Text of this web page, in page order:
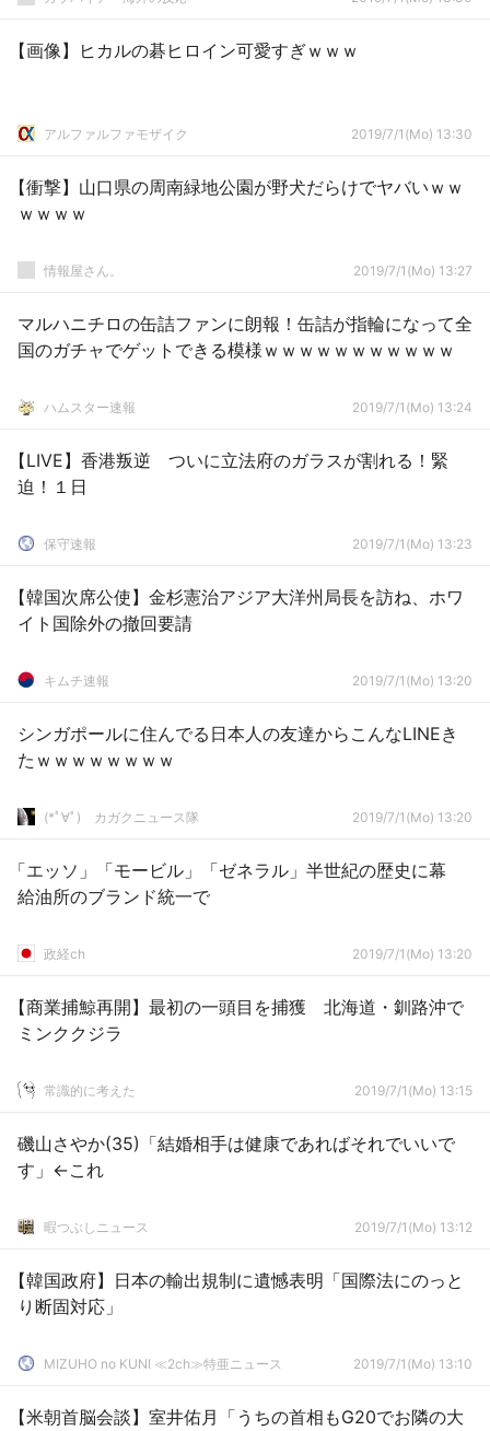
【画像】ヒカルの碁ヒロイン可愛すぎｗｗｗ
アルファルファモザイク 2019/7/1(Mo) 13:30
【衝撃】山口県の周南緑地公園が野犬だらけでヤバいｗｗ
ｗｗｗｗ
情報屋さん。 2019/7/1(Mo) 13:27
マルハニチロの缶詰ファンに朗報！缶詰が指輪になって全
国のガチャでゲットできる模様ｗｗｗｗｗｗｗｗｗｗｗ
ハムスター速報 2019/7/1(Mo) 13:24
【LIVE】香港叛逆 ついに立法府のガラスが割れる！緊
迫！１日
保守速報 2019/7/1(Mo) 13:23
【韓国次席公使】金杉憲治アジア大洋州局長を訪ね、ホワ
イト国除外の撤回要請
キムチ速報 2019/7/1(Mo) 13:20
シンガポールに住んでる日本人の友達からこんなLINEき
たｗｗｗｗｗｗｗｗ
(*ﾟ∀ﾟ)ゞカガクニュース隊 2019/7/1(Mo) 13:20
「エッソ」「モービル」「ゼネラル」半世紀の歴史に幕
給油所のブランド統一で
政経ch 2019/7/1(Mo) 13:20
【商業捕鯨再開】最初の一頭目を捕獲 北海道・釧路沖で
ミンククジラ
常識的に考えた 2019/7/1(Mo) 13:15
磯山さやか(35)「結婚相手は健康であればそれでいいで
す」←これ
暇つぶしニュース 2019/7/1(Mo) 13:12
【韓国政府】日本の輸出規制に遺憾表明「国際法にのっと
り断固対応」
MIZUHO no KUNI ≪2ch≫特亜ニュース 2019/7/1(Mo) 13:10
【米朝首脳会談】室井佑月「うちの首相もG20でお隣の大